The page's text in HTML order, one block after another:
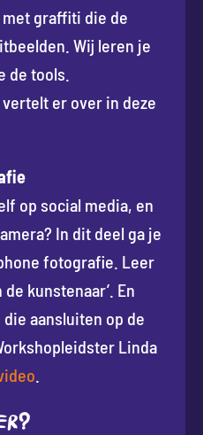
met graffiti die de
Wij leren je
de tools.
er over in deze
op social media, en
In dit deel ga je
fotografie. Leer
kunstenaar’. En
aansluiten op de
Linda